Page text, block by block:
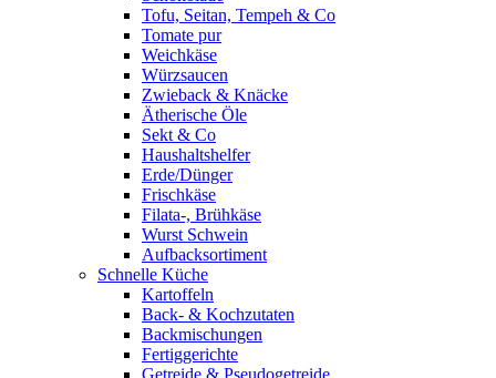
Tofu, Seitan, Tempeh & Co
Tomate pur
Weichkäse
Würzsaucen
Zwieback & Knäcke
Ätherische Öle
Sekt & Co
Haushaltshelfer
Erde/Dünger
Frischkäse
Filata-, Brühkäse
Wurst Schwein
Aufbacksortiment
Schnelle Küche
Kartoffeln
Back- & Kochzutaten
Backmischungen
Fertiggerichte
Getreide & Pseudogetreide